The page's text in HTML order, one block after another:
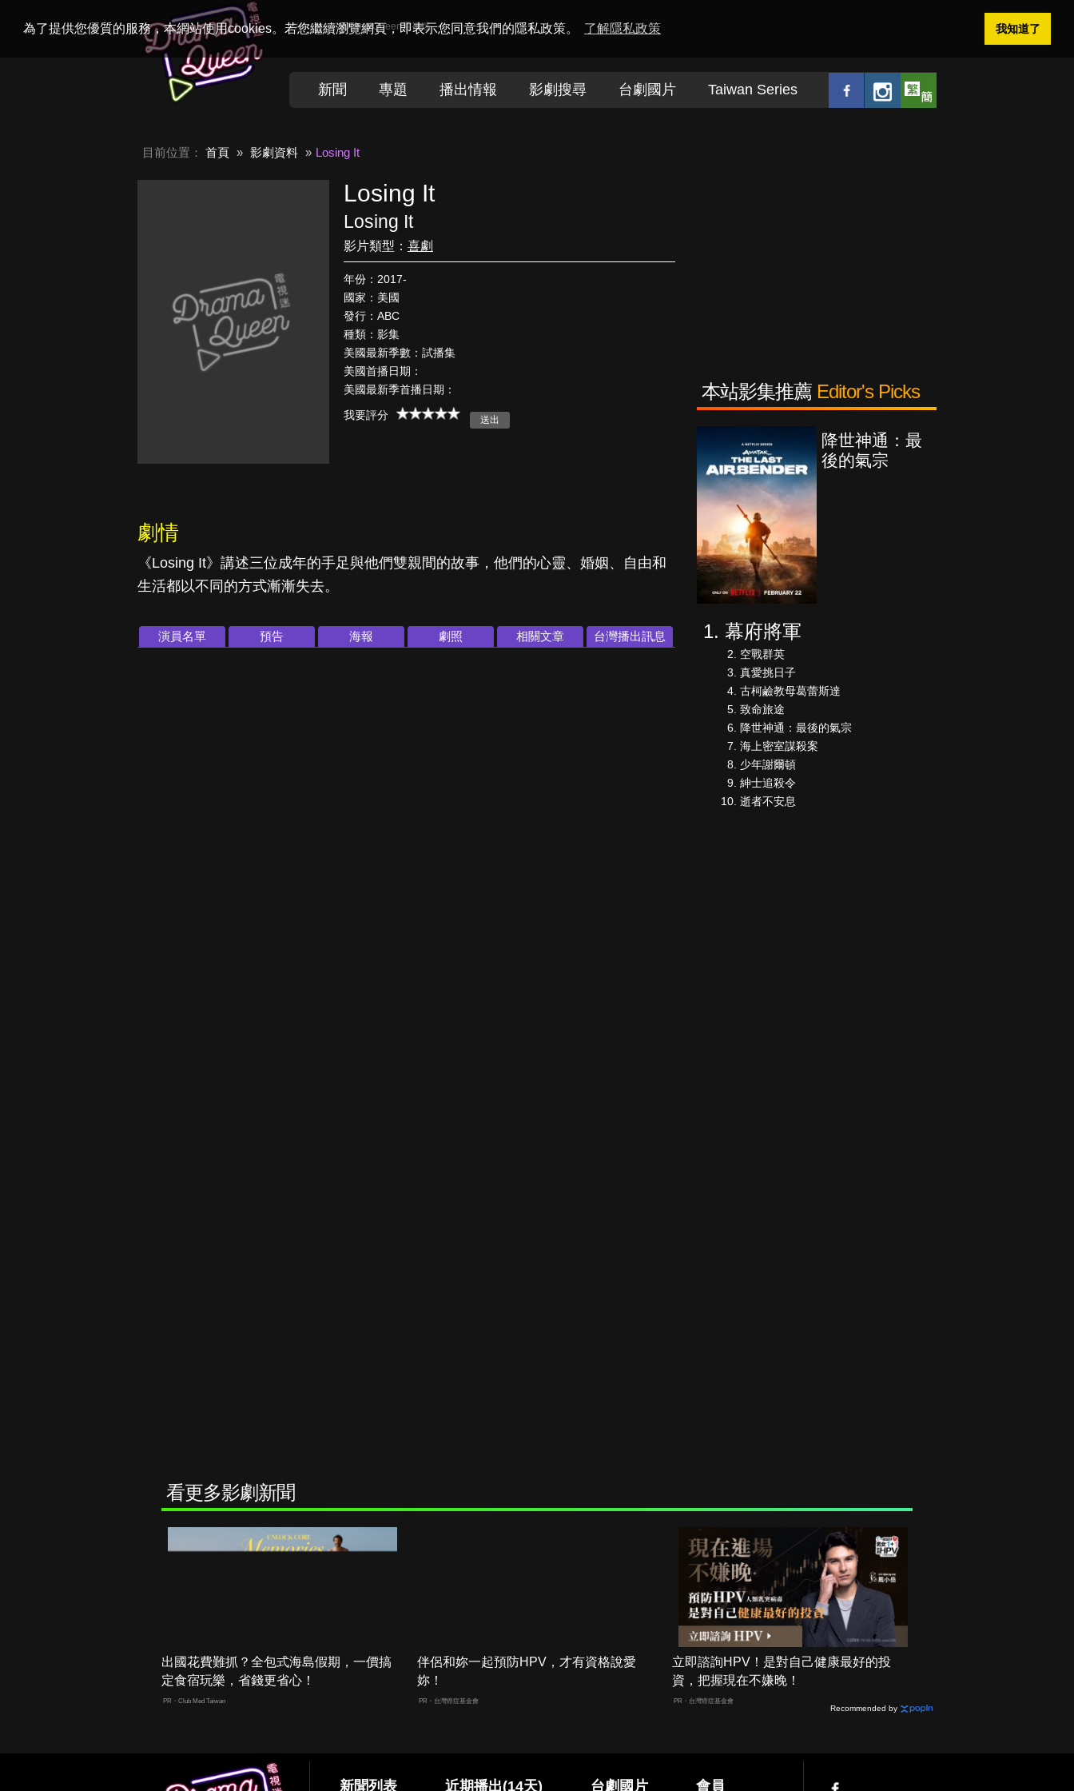
為了提供您優質的服務，本網站使用cookies。若您繼續瀏覽網頁，即表示您同意我們的隱私政策。 了解隱私政策 我知道了
Welcome toDramaQueen電視迷
新聞 專題 播出情報 影劇搜尋 台劇國片 Taiwan Series
目前位置： 首頁 影劇資料 Losing It
Losing It
Losing It
影片類型： 喜劇
年份：2017-
國家：美國
發行：ABC
種類：影集
美國最新季數：試播集
美國首播日期：
美國最新季首播日期：
我要評分
劇情
《Losing It》講述三位成年的手足與他們雙親間的故事，他們的心靈、婚姻、自由和
生活都以不同的方式漸漸失去。
演員名單 預告 海報 劇照 相關文章 台灣播出訊息
本站影集推薦 Editor's Picks
降世神通：最
後的氣宗
幕府將軍
空戰群英
真愛挑日子
古柯鹼教母葛蕾斯達
致命旅途
降世神通：最後的氣宗
海上密室謀殺案
少年謝爾頓
紳士追殺令
逝者不安息
看更多影劇新聞
出國花費難抓？全包式海島假期，一價搞
定食宿玩樂，省錢更省心！
PR・Club Med Taiwan
伴侶和妳一起預防HPV，才有資格說愛
妳！
PR・台灣癌症基金會
立即諮詢HPV！是對自己健康最好的投
資，把握現在不嫌晚！
PR・台灣癌症基金會
Recommended by
新聞列表 近期播出(14天) 台劇國片 會員